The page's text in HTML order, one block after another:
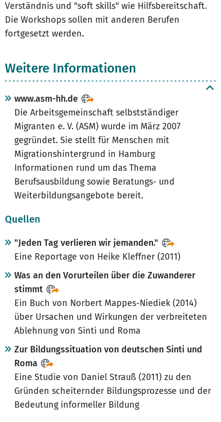
Verständnis und "soft skills" wie Hilfsbereitschaft.
Die Workshops sollen mit anderen Berufen
fortgesetzt werden.
Weitere Informationen
www.asm-hh.de
Die Arbeitsgemeinschaft selbstständiger
Migranten e. V. (ASM) wurde im März 2007
gegründet. Sie stellt für Menschen mit
Migrationshintergrund in Hamburg
Informationen rund um das Thema
Berufsausbildung sowie Beratungs- und
Weiterbildungsangebote bereit.
Quellen
"Jeden Tag verlieren wir jemanden."
Eine Reportage von Heike Kleffner (2011)
Was an den Vorurteilen über die Zuwanderer
stimmt
Ein Buch von Norbert Mappes-Niediek (2014)
über Ursachen und Wirkungen der verbreiteten
Ablehnung von Sinti und Roma
Zur Bildungssituation von deutschen Sinti und
Roma
Eine Studie von Daniel Strauß (2011) zu den
Gründen scheiternder Bildungsprozesse und der
Bedeutung informeller Bildung